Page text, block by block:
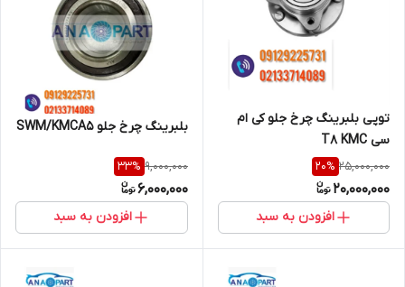
توپی بلبرینگ چرخ جلو کی ام
سی T8 KMC
25,000,000
20%
20,000,000
افزودن به سبد
بلبرینگ چرخ جلو SWM/KMCA5
9,000,000
33%
6,000,000
افزودن به سبد